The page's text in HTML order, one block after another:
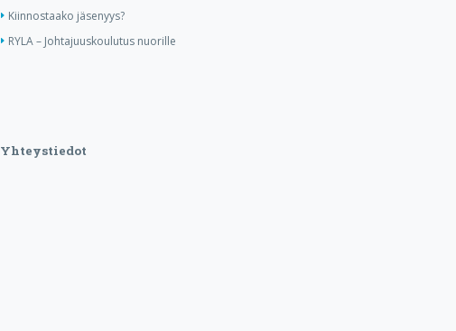
Kiinnostaako jäsenyys?
RYLA – Johtajuuskoulutus nuorille
Yhteystiedot